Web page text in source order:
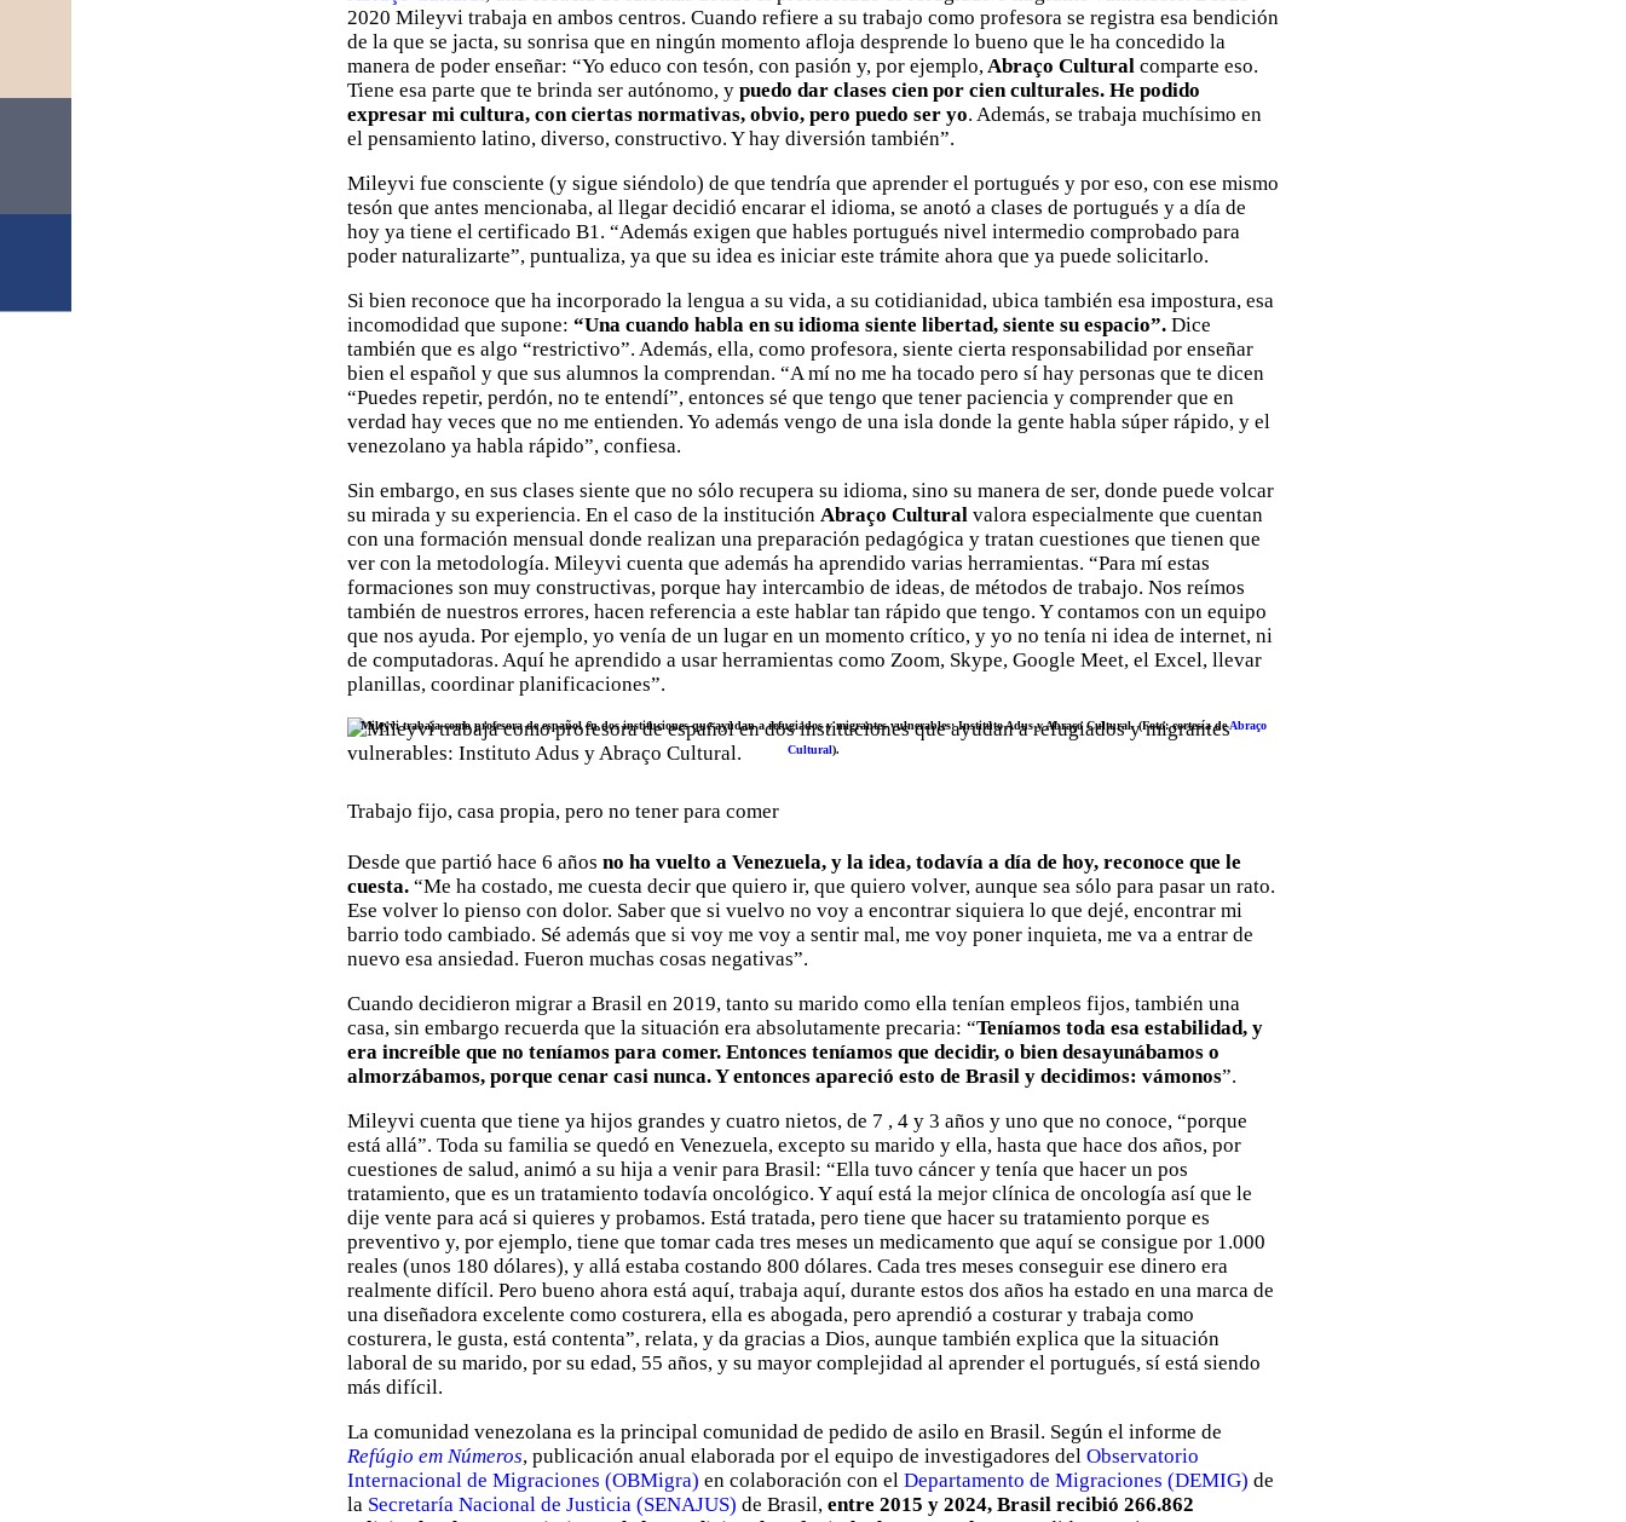
2020 Mileyvi trabaja en ambos centros. Cuando refiere a su trabajo como profesora se registra esa bendición
de la que se jacta, su sonrisa que en ningún momento afloja desprende lo bueno que le ha concedido la
manera de poder enseñar: “Yo educo con tesón, con pasión y, por ejemplo,Abraço Cultural comparte eso.
Tiene esa parte que te brinda ser autónomo, y puedo dar clases cien por cien culturales. He podido
expresar mi cultura, con ciertas normativas, obvio, pero puedo ser yo. Además, se trabaja muchísimo en
el pensamiento latino, diverso, constructivo. Y hay diversión también”.
Mileyvi fue consciente (y sigue siéndolo) de que tendría que aprender el portugués y por eso, con ese mismo
tesón que antes mencionaba, al llegar decidió encarar el idioma, se anotó a clases de portugués y a día de
hoy ya tiene el certificado B1. “Además exigen que hables portugués nivel intermedio comprobado para
poder naturalizarte”, puntualiza, ya que su idea es iniciar este trámite ahora que ya puede solicitarlo.
Si bien reconoce que ha incorporado la lengua a su vida, a su cotidianidad, ubica también esa impostura, esa
incomodidad que supone: “Una cuando habla en su idioma siente libertad, siente su espacio”. Dice
también que es algo “restrictivo”. Además, ella, como profesora, siente cierta responsabilidad por enseñar
bien el español y que sus alumnos la comprendan. “A mí no me ha tocado pero sí hay personas que te dicen
“Puedes repetir, perdón, no te entendí”, entonces sé que tengo que tener paciencia y comprender que en
verdad hay veces que no me entienden. Yo además vengo de una isla donde la gente habla súper rápido, y el
venezolano ya habla rápido”, confiesa.
Sin embargo, en sus clases siente que no sólo recupera su idioma, sino su manera de ser, donde puede volcar
su mirada y su experiencia. En el caso de la institución Abraço Cultural valora especialmente que cuentan
con una formación mensual donde realizan una preparación pedagógica y tratan cuestiones que tienen que
ver con la metodología. Mileyvi cuenta que además ha aprendido varias herramientas. “Para mí estas
formaciones son muy constructivas, porque hay intercambio de ideas, de métodos de trabajo. Nos reímos
también de nuestros errores, hacen referencia a este hablar tan rápido que tengo. Y contamos con un equipo
que nos ayuda. Por ejemplo, yo venía de un lugar en un momento crítico, y yo no tenía ni idea de internet, ni
de computadoras. Aquí he aprendido a usar herramientas como Zoom, Skype, Google Meet, el Excel, llevar
planillas, coordinar planificaciones”.
Mileyvi trabaja como profesora de español en dos instituciones que ayudan a refugiados y migrantes vulnerables: Instituto Adus y Abraço Cultural. (Foto: cortesía deAbraço
Cultural).
Trabajo fijo, casa propia, pero no tener para comer
Desde que partió hace 6 años no ha vuelto a Venezuela, y la idea, todavía a día de hoy, reconoce que le
cuesta. “Me ha costado, me cuesta decir que quiero ir, que quiero volver, aunque sea sólo para pasar un rato.
Ese volver lo pienso con dolor. Saber que si vuelvo no voy a encontrar siquiera lo que dejé, encontrar mi
barrio todo cambiado. Sé además que si voy me voy a sentir mal, me voy poner inquieta, me va a entrar de
nuevo esa ansiedad. Fueron muchas cosas negativas”.
Cuando decidieron migrar a Brasil en 2019, tanto su marido como ella tenían empleos fijos, también una
casa, sin embargo recuerda que la situación era absolutamente precaria: “Teníamos toda esa estabilidad, y
era increíble que no teníamos para comer. Entonces teníamos que decidir, o bien desayunábamos o
almorzábamos, porque cenar casi nunca. Y entonces apareció esto de Brasil y decidimos: vámonos”.
Mileyvi cuenta que tiene ya hijos grandes y cuatro nietos, de 7 , 4 y 3 años y uno que no conoce, “porque
está allá”. Toda su familia se quedó en Venezuela, excepto su marido y ella, hasta que hace dos años, por
cuestiones de salud, animó a su hija a venir para Brasil: “Ella tuvo cáncer y tenía que hacer un pos
tratamiento, que es un tratamiento todavía oncológico. Y aquí está la mejor clínica de oncología así que le
dije vente para acá si quieres y probamos. Está tratada, pero tiene que hacer su tratamiento porque es
preventivo y, por ejemplo, tiene que tomar cada tres meses un medicamento que aquí se consigue por 1.000
reales (unos 180 dólares), y allá estaba costando 800 dólares. Cada tres meses conseguir ese dinero era
realmente difícil. Pero bueno ahora está aquí, trabaja aquí, durante estos dos años ha estado en una marca de
una diseñadora excelente como costurera, ella es abogada, pero aprendió a costurar y trabaja como
costurera, le gusta, está contenta”, relata, y da gracias a Dios, aunque también explica que la situación
laboral de su marido, por su edad, 55 años, y su mayor complejidad al aprender el portugués, sí está siendo
más difícil.
La comunidad venezolana es la principal comunidad de pedido de asilo en Brasil. Según el informe de
Refúgio em Números, publicación anual elaborada por el equipo de investigadores del Observatorio
Internacional de Migraciones (OBMigra) en colaboración con el Departamento de Migraciones (DEMIG) de
la Secretaría Nacional de Justicia (SENAJUS) de Brasil, entre 2015 y 2024, Brasil recibió 266.862